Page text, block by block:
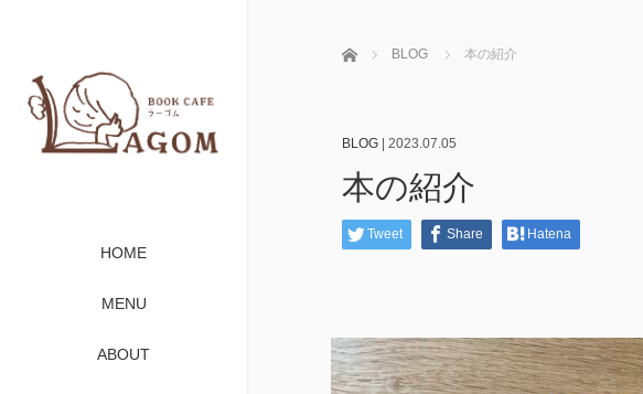
HOME
MENU
ABOUT
ホーム BLOG 本の紹介
BLOG| 2023.07.05
本の紹介
Tweet Share Hatena